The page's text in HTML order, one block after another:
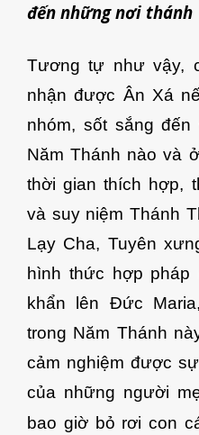
đến những nơi thánh
Tương tự như vậy,
nhận được Ân Xá
nhóm, sốt sắng
Năm Thánh nào và
thời gian thích hợp,
và suy niệm Thánh
Lạy Cha, Tuyên
hình thức hợp
khẩn lên Đức
trong Năm Thánh
cảm nghiệm được
của những người
bao giờ bỏ rơi con